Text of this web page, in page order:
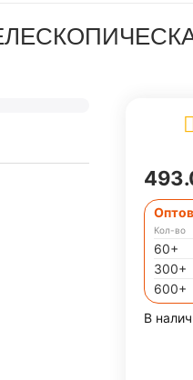
Кол-во
60+
300+
600+
В